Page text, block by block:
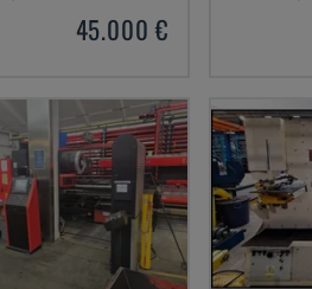
45.000 €